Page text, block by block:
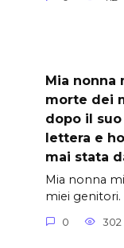
Mia nonna
morte dei
dopo il
lettera e
mai stata
Mia nonna
miei genitori.
0 302